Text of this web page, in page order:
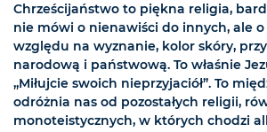
Chrześcijaństwo to piękna religia,
nie mówi o nienawiści do innych, ale o
względu na wyznanie, kolor skóry,
narodową i państwową. To właśnie
„Miłujcie swoich nieprzyjaciół”. To
odróżnia nas od pozostałych religii,
monoteistycznych, w których chodzi